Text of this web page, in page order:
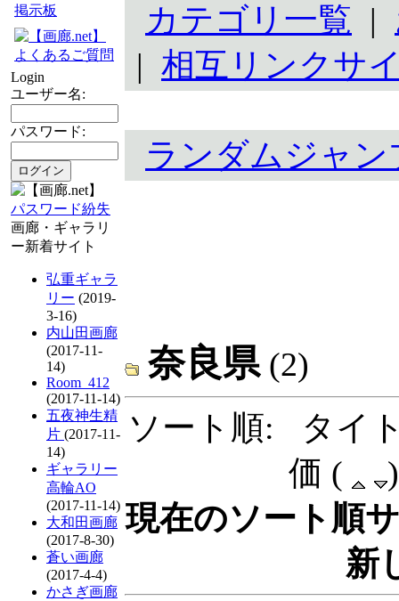
掲示板
よくあるご質問
Login
ユーザー名:
パスワード:
パスワード紛失
画廊・ギャラリ
ー新着サイト
弘重ギャラ
リー (2019-
3-16)
内山田画廊
(2017-11-
14)
Room_412
(2017-11-14)
五夜神生精
片 (2017-11-
14)
ギャラリー
高輪AO
(2017-11-14)
大和田画廊
(2017-8-30)
蒼い画廊
(2017-4-4)
かさぎ画廊
カテゴリ一覧 |
| 相互リンクサ
ランダムジャン
奈良県(2)
ソート順: タイ
価 (
現在のソート順
新